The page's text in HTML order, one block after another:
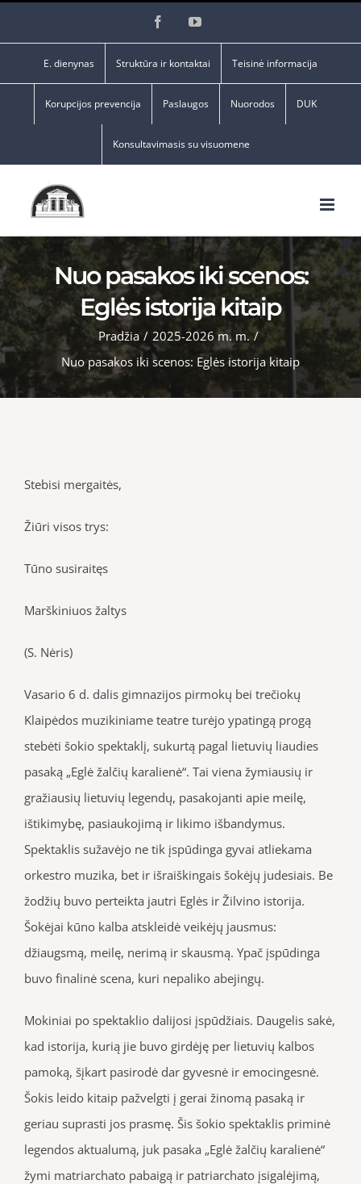
FacebookYouTube
E. dienynas Struktūra ir kontaktai Teisinė informacija
Korupcijos prevencija Paslaugos Nuorodos DUK
Konsultavimasis su visuomene
Nuo pasakos iki scenos:
Eglės istorija kitaip
Pradžia / 2025-2026 m. m. /
Nuo pasakos iki scenos: Eglės istorija kitaip
Stebisi mergaitės,
Žiūri visos trys:
Tūno susiraitęs
Marškiniuos žaltys
(S. Nėris)
Vasario 6 d. dalis gimnazijos pirmokų bei trečiokų
Klaipėdos muzikiniame teatre turėjo ypatingą progą
stebėti šokio spektaklį, sukurtą pagal lietuvių liaudies
pasaką „Eglė žalčių karalienė“. Tai viena žymiausių ir
gražiausių lietuvių legendų, pasakojanti apie meilę,
ištikimybę, pasiaukojimą ir likimo išbandymus.
Spektaklis sužavėjo ne tik įspūdinga gyvai atliekama
orkestro muzika, bet ir išraiškingais šokėjų judesiais. Be
žodžių buvo perteikta jautri Eglės ir Žilvino istorija.
Šokėjai kūno kalba atskleidė veikėjų jausmus:
džiaugsmą, meilę, nerimą ir skausmą. Ypač įspūdinga
buvo finalinė scena, kuri nepaliko abejingų.
Mokiniai po spektaklio dalijosi įspūdžiais. Daugelis sakė,
kad istorija, kurią jie buvo girdėję per lietuvių kalbos
pamoką, šįkart pasirodė dar gyvesnė ir emocingesnė.
Šokis leido kitaip pažvelgti į gerai žinomą pasaką ir
geriau suprasti jos prasmę. Šis šokio spektaklis priminė
legendos aktualumą, juk pasaka „Eglė žalčių karalienė“
žymi matriarchato pabaigą ir patriarchato įsigalėjimą,